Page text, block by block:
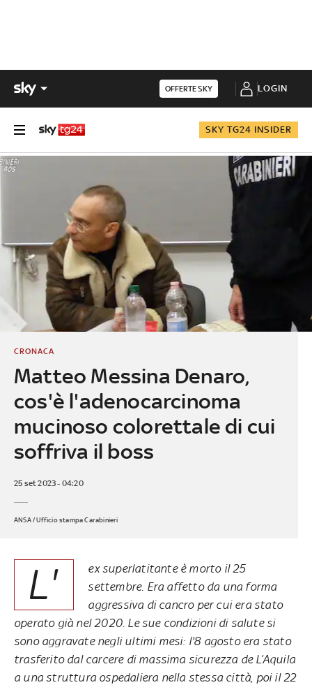
OFFERTE SKY LOGIN
SKY TG24 INSIDER
Matteo Messina Denaro,
cos'è l'adenocarcinoma
mucinoso colorettale di cui
soffriva il boss
CRONACA
25 set 2023 - 04:20
ANSA / Ufficio stampa Carabinieri
L'
ex superlatitante è morto il 25
settembre. Era affetto da una forma
aggressiva di cancro per cui era stato
operato già nel 2020. Le sue condizioni di salute si
sono aggravate negli ultimi mesi: l'8 agosto era stato
trasferito dal carcere di massima sicurezza de L’Aquila
a una struttura ospedaliera nella stessa città, poi il 22